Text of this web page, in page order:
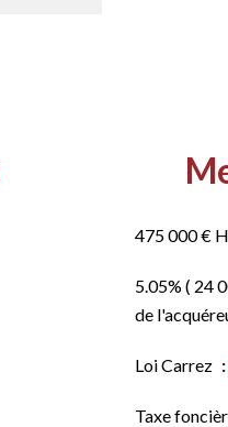
475 000 €
5.05% ( 24
de
Loi Carrez
Taxe